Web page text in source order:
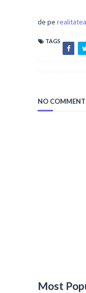
de pe
TAGS
NO
Most